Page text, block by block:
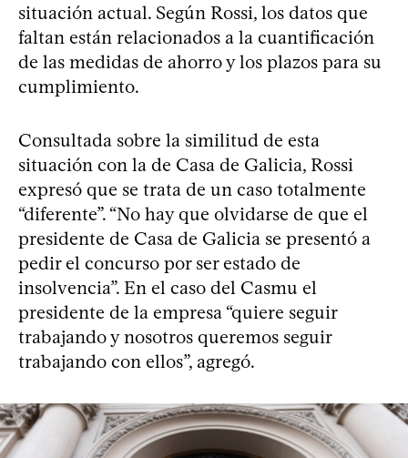
situación actual. Según Rossi, los datos que
faltan están relacionados a la cuantificación
de las medidas de ahorro y los plazos para su
cumplimiento.
Consultada sobre la similitud de esta
situación con la de Casa de Galicia, Rossi
expresó que se trata de un caso totalmente
“diferente”. “No hay que olvidarse de que el
presidente de Casa de Galicia se presentó a
pedir el concurso por ser estado de
insolvencia”. En el caso del Casmu el
presidente de la empresa “quiere seguir
trabajando y nosotros queremos seguir
trabajando con ellos”, agregó.